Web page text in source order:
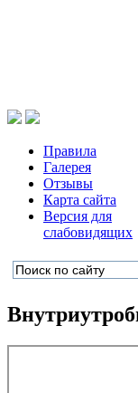
Правила
Галерея
Отзывы
Карта сайта
Версия для
слабовидящих